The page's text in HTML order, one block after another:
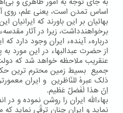
اساس تمدن است، یعنی علم، روی
بهائیان بر این باورند كه ایرانیان
برخواهندداشت، زیرا در آثار
دربارهء آیندهء ایران وجود دارد كه
از حضرت عبدالبهاء در این مورد به
عنقریب ملاحظه خواهد شد که
جمیع بسیط زمین محترم ترین
ذلک عبرهً للنّاظرین و ایران
اِنّ هذا لَفَضلٌ عَظیم.
بهاءالله ایران را روشن نموده و در
نماید و ایران چنان ترقّی نماید